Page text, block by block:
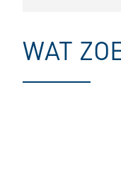
WAT